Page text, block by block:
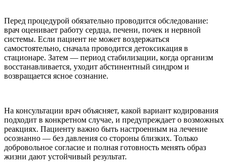
Перед процедурой обязательно проводится обследование:
врач оценивает работу сердца, печени, почек и нервной
системы. Если пациент не может воздержаться
самостоятельно, сначала проводится детоксикация в
стационаре. Затем — период стабилизации, когда организм
восстанавливается, уходит абстинентный синдром и
возвращается ясное сознание.
На консультации врач объясняет, какой вариант кодирования
подходит в конкретном случае, и предупреждает о возможных
реакциях. Пациенту важно быть настроенным на лечение
осознанно — без давления со стороны близких. Только
добровольное согласие и полная готовность менять образ
жизни дают устойчивый результат.